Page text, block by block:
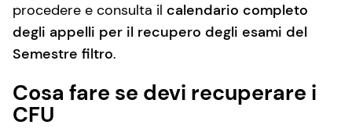
procedere e consulta il calendario completo
degli appelli per il recupero degli esami del
Semestre filtro.
Cosa fare se devi recuperare i
CFU